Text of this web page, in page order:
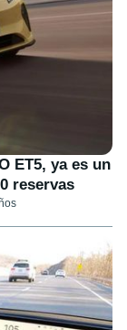
ET5, ya es un
reservas